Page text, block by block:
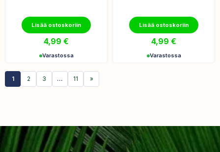
Lisää ostoskoriin
4,99 €
Varastossa
Lisää ostoskoriin
4,99 €
Varastossa
1 2 3 … 11 »